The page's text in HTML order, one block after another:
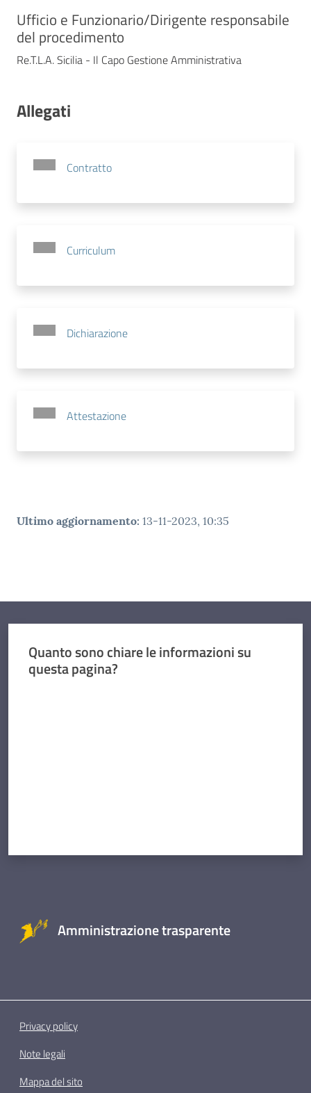
Ufficio e Funzionario/Dirigente responsabile
del procedimento
Re.T.L.A. Sicilia - Il Capo Gestione Amministrativa
Allegati
Contratto
Curriculum
Dichiarazione
Attestazione
Ultimo aggiornamento: 13-11-2023, 10:35
Quanto sono chiare le informazioni su
questa pagina?
Amministrazione trasparente
Privacy policy
Note legali
Mappa del sito